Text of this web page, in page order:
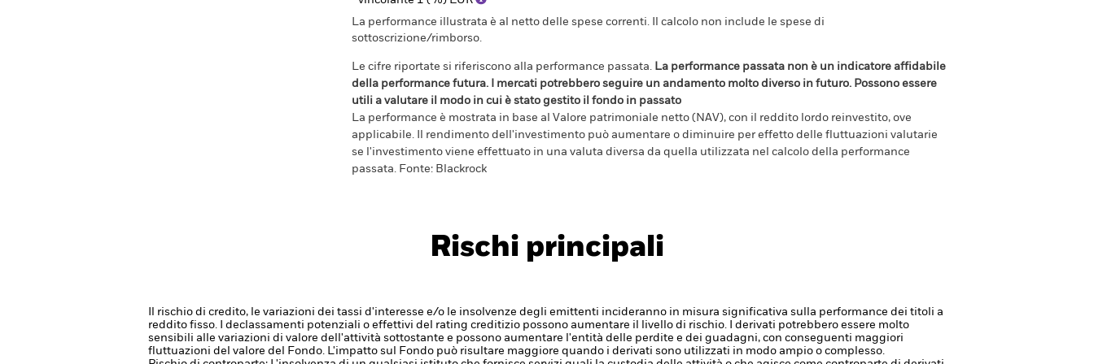
La performance illustrata è al netto delle spese correnti. Il calcolo non include le spese di
sottoscrizione/rimborso.
Le cifre riportate si riferiscono alla performance passata. La performance passata non è un indicatore affidabile
della performance futura. I mercati potrebbero seguire un andamento molto diverso in futuro. Possono essere
utili a valutare il modo in cui è stato gestito il fondo in passato
La performance è mostrata in base al Valore patrimoniale netto (NAV), con il reddito lordo reinvestito, ove
applicabile. Il rendimento dell'investimento può aumentare o diminuire per effetto delle fluttuazioni valutarie
se l'investimento viene effettuato in una valuta diversa da quella utilizzata nel calcolo della performance
passata. Fonte: Blackrock
Rischi principali
Il rischio di credito, le variazioni dei tassi d'interesse e/o le insolvenze degli emittenti incideranno in misura significativa sulla performance dei titoli a
reddito fisso. I declassamenti potenziali o effettivi del rating creditizio possono aumentare il livello di rischio.
I derivati potrebbero essere molto
sensibili alle variazioni di valore dell'attività sottostante e possono aumentare l'entità delle perdite e dei guadagni, con conseguenti maggiori
fluttuazioni del valore del Fondo. L'impatto sul Fondo può risultare maggiore quando i derivati sono utilizzati in modo ampio o complesso.